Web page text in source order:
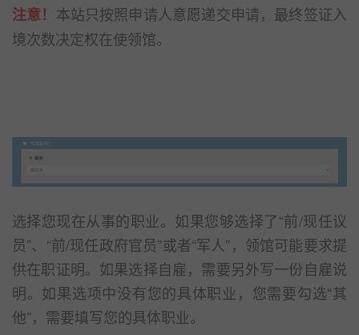
注意！ 本站只按照申请人意愿递交申请，最终签证入
境次数决定权在使领馆。
选择您现在从事的职业。如果您够选择了“前/现任议
员”、“前/现任政府官员”或者“军人”，领馆可能要求提
供在职证明。如果选择自雇，需要另外写一份自雇说
明。如果选项中没有您的具体职业，您需要勾选“其
他”，需要填写您的具体职业。